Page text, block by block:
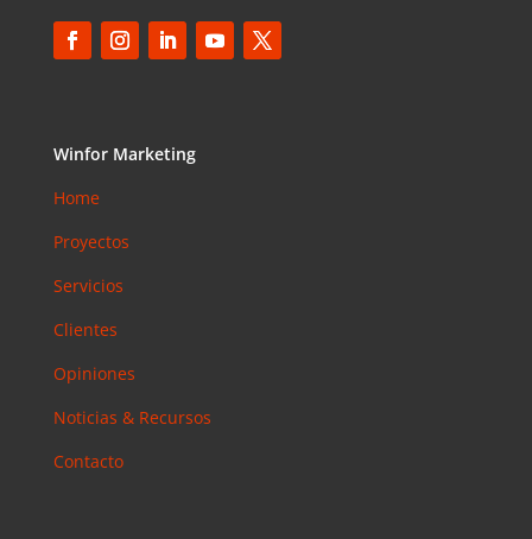
Winfor Marketing
Home
Proyectos
Servicios
Clientes
Opiniones
Noticias & Recursos
Contacto